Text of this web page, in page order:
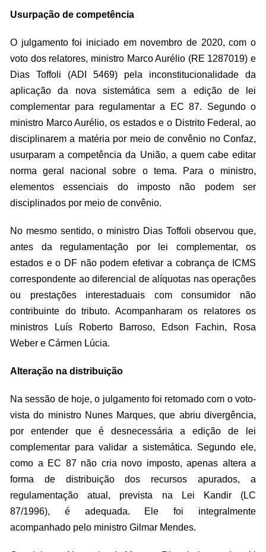
Usurpação de competência
O julgamento foi iniciado em novembro de 2020, com o
voto dos relatores, ministro Marco Aurélio (RE 1287019) e
Dias Toffoli (ADI 5469) pela inconstitucionalidade da
aplicação da nova sistemática sem a edição de lei
complementar para regulamentar a EC 87. Segundo o
ministro Marco Aurélio, os estados e o Distrito Federal, ao
disciplinarem a matéria por meio de convênio no Confaz,
usurparam a competência da União, a quem cabe editar
norma geral nacional sobre o tema. Para o ministro,
elementos essenciais do imposto não podem ser
disciplinados por meio de convênio.
No mesmo sentido, o ministro Dias Toffoli observou que,
antes da regulamentação por lei complementar, os
estados e o DF não podem efetivar a cobrança de ICMS
correspondente ao diferencial de alíquotas nas operações
ou prestações interestaduais com consumidor não
contribuinte do tributo. Acompanharam os relatores os
ministros Luís Roberto Barroso, Edson Fachin, Rosa
Weber e Cármen Lúcia.
Alteração na distribuição
Na sessão de hoje, o julgamento foi retomado com o voto-
vista do ministro Nunes Marques, que abriu divergência,
por entender que é desnecessária a edição de lei
complementar para validar a sistemática. Segundo ele,
como a EC 87 não cria novo imposto, apenas altera a
forma de distribuição dos recursos apurados, a
regulamentação atual, prevista na Lei Kandir (LC
87/1996), é adequada. Ele foi integralmente
acompanhado pelo ministro Gilmar Mendes.